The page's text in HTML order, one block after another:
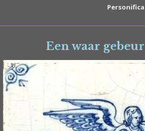
Een waar